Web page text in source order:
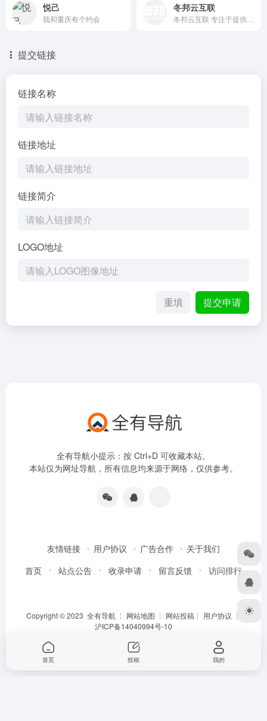
悦己
我和重庆有个约会
冬邦云互联
提交链接
链接名称
链接地址
链接简介
LOGO地址
重填 提交申请
全有导航小提示：按 Ctrl+D 可收藏本站。
本站仅为网址导航，所有信息均来源于网络，仅供参考。
友情链接 用户协议 广告合作
关于我们
首页
站点公告 收录申请 留言反馈 访问排行
Copyright © 2023 全有导航 ╎ 网站地图 ╎ 网站投稿 ╎ 用户协议 ╎
沪ICP备14040994号-10
首页 投稿 我的